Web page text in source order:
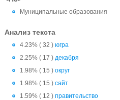
Муниципальные образования
Анализ текста
4.23% ( 32 ) югра
2.25% ( 17 ) декабря
1.98% ( 15 ) округ
1.98% ( 15 ) сайт
1.59% ( 12 ) правительство